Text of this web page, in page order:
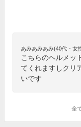
あみあみあみ(40代・女
こちらのヘルメッ
てくれますしクリ
いです
全